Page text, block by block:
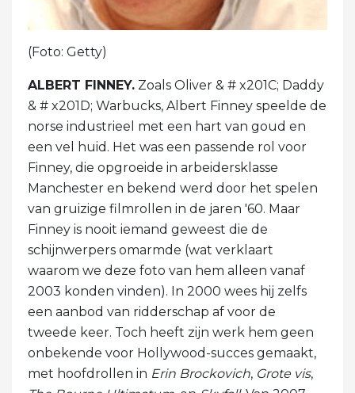
(Foto: Getty)
ALBERT FINNEY. Zoals Oliver & # x201C; Daddy
& # x201D; Warbucks, Albert Finney speelde de
norse industrieel met een hart van goud en
een vel huid. Het was een passende rol voor
Finney, die opgroeide in arbeidersklasse
Manchester en bekend werd door het spelen
van gruizige filmrollen in de jaren '60. Maar
Finney is nooit iemand geweest die de
schijnwerpers omarmde (wat verklaart
waarom we deze foto van hem alleen vanaf
2003 konden vinden). In 2000 wees hij zelfs
een aanbod van ridderschap af voor de
tweede keer. Toch heeft zijn werk hem geen
onbekende voor Hollywood-succes gemaakt,
met hoofdrollen in Erin Brockovich, Grote vis,